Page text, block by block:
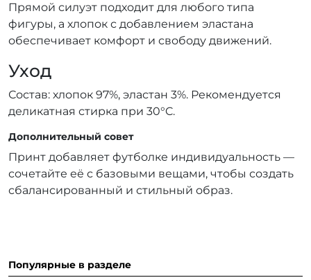
Прямой силуэт подходит для любого типа
фигуры, а хлопок с добавлением эластана
обеспечивает комфорт и свободу движений.
Уход
Состав: хлопок 97%, эластан 3%. Рекомендуется
деликатная стирка при 30°C.
Дополнительный совет
Принт добавляет футболке индивидуальность —
сочетайте её с базовыми вещами, чтобы создать
сбалансированный и стильный образ.
Популярные в разделе